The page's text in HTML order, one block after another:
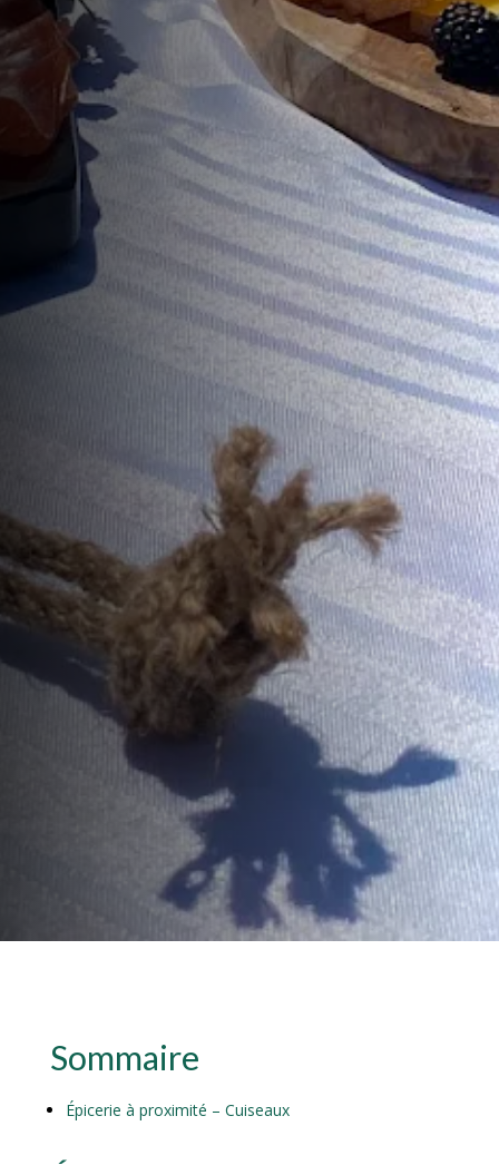
Sommaire
Épicerie à proximité – Cuiseaux